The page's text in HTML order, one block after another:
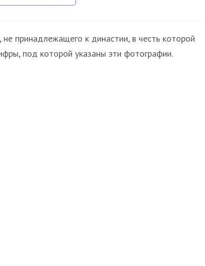
принадлежащего к династии, в честь которой
под которой указаны эти фотографии.